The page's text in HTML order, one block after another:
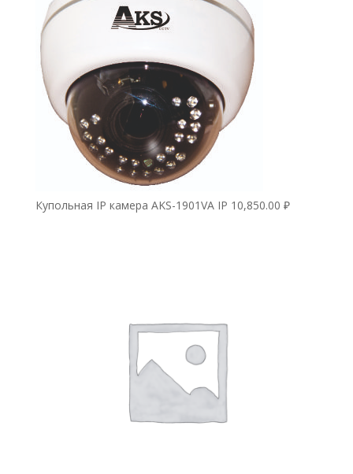
Купольная IP камера AKS-1901VA IP 10,850.00 ₽